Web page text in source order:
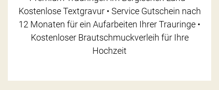
Kostenlose Textgravur • Service Gutschein nach
12 Monaten für ein Aufarbeiten Ihrer Trauringe •
Kostenloser Brautschmuckverleih für Ihre
Hochzeit